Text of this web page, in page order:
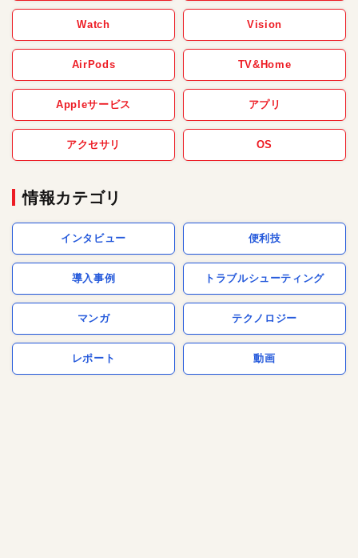
Watch Vision
AirPods TV&Home
Appleサービス アプリ
アクセサリ OS
情報カテゴリ
インタビュー 便利技
導入事例 トラブルシューティング
マンガ テクノロジー
レポート 動画